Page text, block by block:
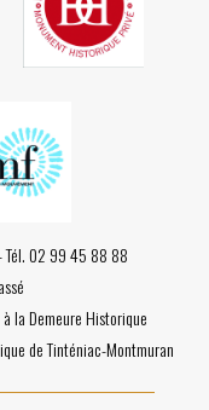
Tél. 02 99 45 88 88
la Demeure Historique
de Tinténiac-Montmuran